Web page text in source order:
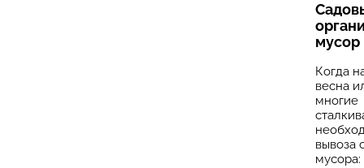
мусор
Когда
весна
многие
вывоза
мусора: